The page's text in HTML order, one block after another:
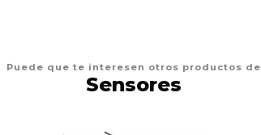
Puede que te interesen otros productos de
Sensores